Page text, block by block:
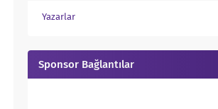
Yazarlar
Sponsor Bağlantılar